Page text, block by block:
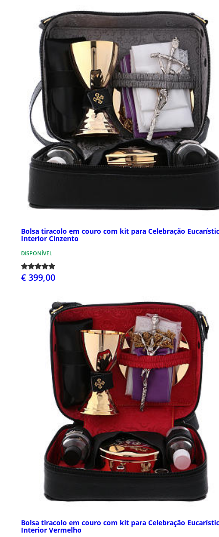
Bolsa tiracolo em couro com kit para Celebração
Interior Cinzento
DISPONÍVEL
€ 399,00
Bolsa tiracolo em couro com kit para Celebração
Interior Vermelho